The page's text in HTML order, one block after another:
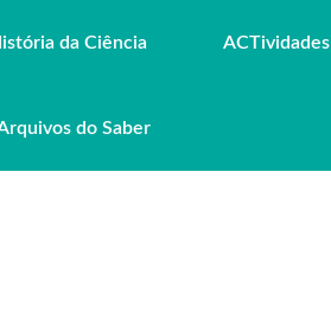
da Ciência ACTividades
do Saber